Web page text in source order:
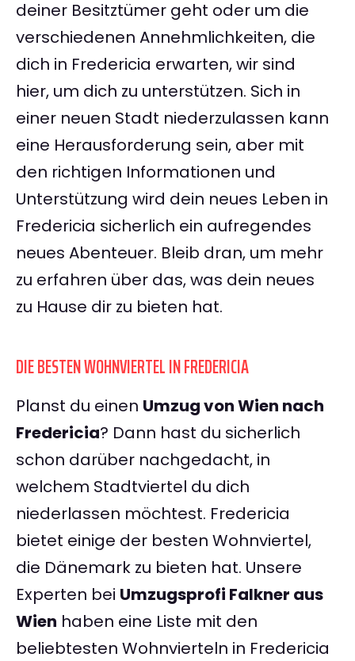
deiner Besitztümer geht oder um die
verschiedenen Annehmlichkeiten, die
dich in Fredericia erwarten, wir sind
hier, um dich zu unterstützen. Sich in
einer neuen Stadt niederzulassen kann
eine Herausforderung sein, aber mit
den richtigen Informationen und
Unterstützung wird dein neues Leben in
Fredericia sicherlich ein aufregendes
neues Abenteuer. Bleib dran, um mehr
zu erfahren über das, was dein neues
zu Hause dir zu bieten hat.
DIE BESTEN WOHNVIERTEL IN FREDERICIA
Planst du einen Umzug von Wien nach
Fredericia? Dann hast du sicherlich
schon darüber nachgedacht, in
welchem Stadtviertel du dich
niederlassen möchtest. Fredericia
bietet einige der besten Wohnviertel,
die Dänemark zu bieten hat. Unsere
Experten bei Umzugsprofi Falkner aus
Wien haben eine Liste mit den
beliebtesten Wohnvierteln in Fredericia